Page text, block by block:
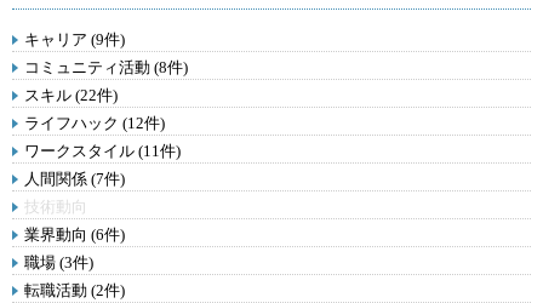
キャリア (9件)
コミュニティ活動 (8件)
スキル (22件)
ライフハック (12件)
ワークスタイル (11件)
人間関係 (7件)
技術動向
業界動向 (6件)
職場 (3件)
転職活動 (2件)